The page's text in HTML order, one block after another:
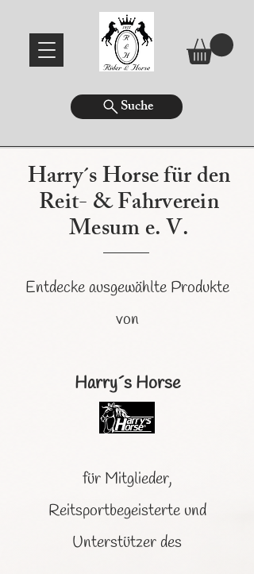
Suche
Harry´s Horse für den
Reit- & Fahrverein
Mesum e. V.
Entdecke ausgewählte Produkte
von
Harry´s Horse
für Mitglieder,
Reitsportbegeisterte und
Unterstützer des